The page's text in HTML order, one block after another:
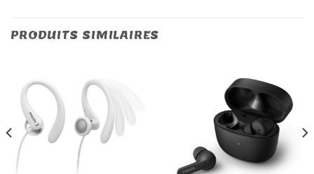
PRODUITS SIMILAIRES